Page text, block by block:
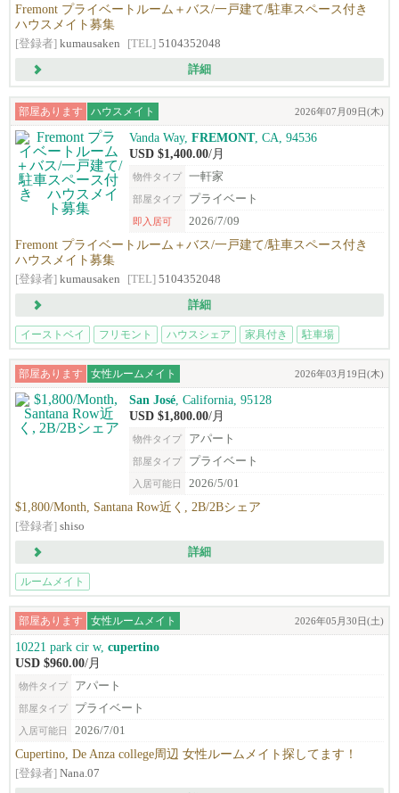
Fremont プライベートルーム＋バス/一戸建て/駐車スペース付き
ハウスメイト募集
[登録者] kumausaken [TEL] 5104352048
詳細
部屋あります ハウスメイト 2026年07月09日(木)
Vanda Way, FREMONT, CA, 94536
USD $1,400.00/月
物件タイプ 一軒家
部屋タイプ プライベート
即入居可 2026/7/09
Fremont プライベートルーム＋バス/一戸建て/駐車スペース付き
ハウスメイト募集
[登録者] kumausaken [TEL] 5104352048
詳細
イーストベイ フリモント ハウスシェア 家具付き 駐車場
部屋あります 女性ルームメイト 2026年03月19日(木)
San José , California, 95128
USD $1,800.00/月
物件タイプ アパート
部屋タイプ プライベート
入居可能日 2026/5/01
$1,800/Month, Santana Row近く, 2B/2Bシェア
[登録者] shiso
詳細
ルームメイト
部屋あります 女性ルームメイト 2026年05月30日(土)
10221 park cir w, cupertino
USD $960.00/月
物件タイプ アパート
部屋タイプ プライベート
入居可能日 2026/7/01
Cupertino, De Anza college周辺 女性ルームメイト探してます！
[登録者] Nana.07